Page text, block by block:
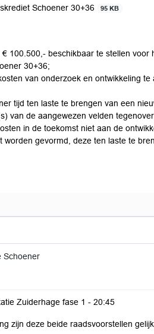
Schoener 30+36
95 KB
100.500,- beschikbaar te stellen
30+36;
van onderzoek en ontwikkeling
tijd ten laste te brengen van een
van de aangewezen velden
in de toekomst niet aan de
worden gevormd, deze ten laste te
Schoener
Zuiderhage fase 1 - 20:45
zijn deze beide raadsvoorstellen